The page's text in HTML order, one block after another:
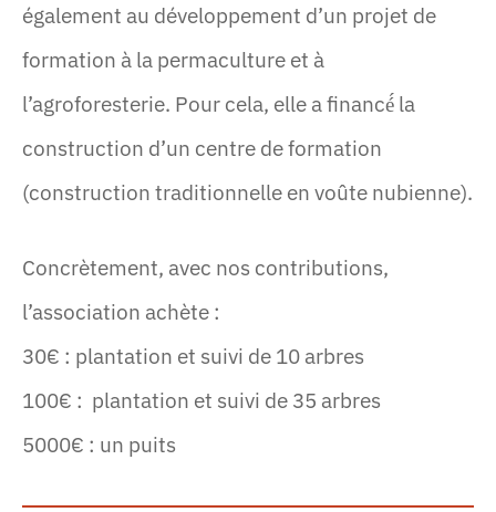
également au développement d’un projet de
formation à la permaculture et à
l’agroforesterie. Pour cela, elle a financé́ la
construction d’un centre de formation
(construction traditionnelle en voûte nubienne).
Concrètement, avec nos contributions,
l’association achète :
30€ : plantation et suivi de 10 arbres
100€ : plantation et suivi de 35 arbres
5000€ : un puits